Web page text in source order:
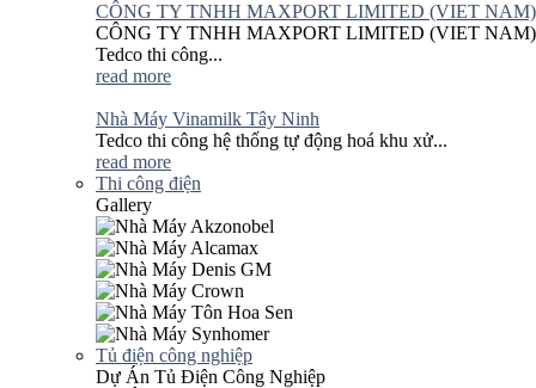
CÔNG TY TNHH MAXPORT LIMITED (VIET NAM)
CÔNG TY TNHH MAXPORT LIMITED (VIET NAM)
Tedco thi công...
read more
Nhà Máy Vinamilk Tây Ninh
Tedco thi công hệ thống tự động hoá khu xử...
read more
Thi công điện
Gallery
Tủ điện công nghiệp
Dự Án Tủ Điện Công Nghiệp